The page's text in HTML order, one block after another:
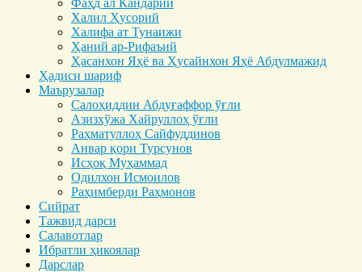
Фаҳд ал Кандарий
Халил Ҳусорий
Халифа ат Тунаижи
Ҳаний ар-Рифаъий
Ҳасанхон Яҳё ва Ҳусайнхон Яҳё Абдулмажид
Ҳадиси шариф
Маърузалар
Салоҳиддин Абдуғаффор ўғли
Азизхўжа Хайруллоҳ ўғли
Раҳматуллоҳ Сайфуддинов
Анвар қори Турсунов
Исҳоқ Муҳаммад
Одилхон Исмоилов
Раҳимберди Раҳмонов
Сийрат
Тажвид дарси
Салавотлар
Ибратли ҳикоялар
Дарслар